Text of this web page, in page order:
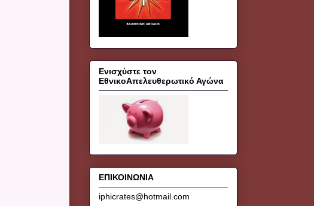
Ενισχύστε τον
ΕθνικοΑπελευθερωτικό Αγώνα
ΕΠΙΚΟΙΝΩΝΙΑ
iphicrates@hotmail.com